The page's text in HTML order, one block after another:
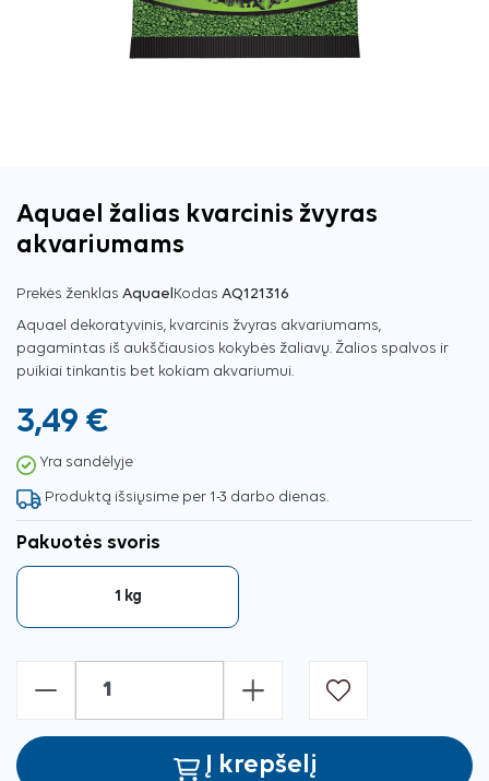
Aquael žalias kvarcinis žvyras
akvariumams
Prekės ženklas AquaelKodas AQ121316
Aquael dekoratyvinis, kvarcinis žvyras akvariumams,
pagamintas iš aukščiausios kokybės žaliavų. Žalios spalvos ir
puikiai tinkantis bet kokiam akvariumui.
3,49 €
Yra sandėlyje
Produktą išsiųsime per 1-3 darbo dienas.
Pakuotės svoris
1 kg
- +
Į krepšelį